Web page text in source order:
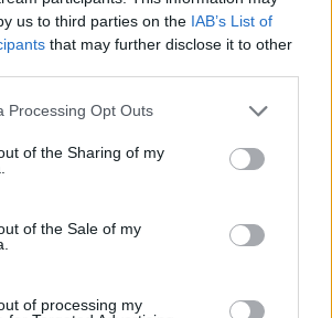
us to third parties on the IAB’s List of
that may further disclose it to other
website/app uses one or more Google
or usage behaviour. You may click to
to Google and its third-party tags to
specified purposes in below Google
Processing Opt Outs
of the Sharing of my
of the Sale of my
of processing my